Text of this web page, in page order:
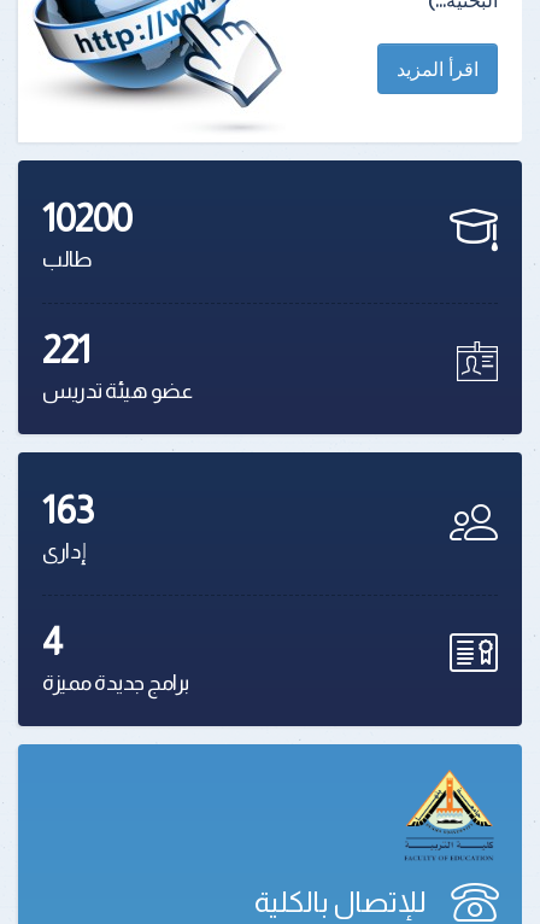
اقرأ المزيد
10200
طالب
221
عضو هيئة تدريس
163
إدارى
4
برامج جديدة مميزة
للإتصال بالكلية